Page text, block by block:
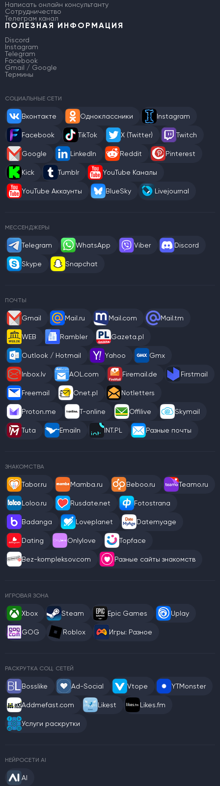
Написать онлайн консультанту
Сотрудничество
Телеграм канал
ПОЛЕЗНАЯ ИНФОРМАЦИЯ
Discord
Instagram
Telegram
Facebook
Gmail / Google
Термины
СОЦИАЛЬНЫЕ СЕТИ
Вконтакте Одноклассники Instagram
Facebook TikTok X (Twitter) Twitch
Google LinkedIn Reddit Pinterest
Kick Tumblr YouTube Каналы
YouTube Аккаунты BlueSky Livejournal
МЕССЕНДЖЕРЫ
Telegram WhatsApp Viber Discord
Skype Snapchat
ПОЧТЫ
Gmail Mail.ru Mail.com Mail.tm
WEB Rambler Gazeta.pl
Outlook / Hotmail Yahoo Gmx
Inbox.lv AOL.com Firemail.de Firstmail
Freemail Onet.pl Notletters
Proton.me T-online Offilive Skymail
Tuta Emailn INT.PL Разные почты
ЗНАКОМСТВА
Tabor.ru Mamba.ru Beboo.ru Teamo.ru
Loloo.ru Rusdate.net Fotostrana
Badanga Loveplanet Datemyage
Dating Onlylove Topface
Bez-kompleksov.com Разные сайты знакомств
ИГРОВАЯ ЗОНА
Xbox Steam Epic Games Uplay
GOG Roblox Игры: Разное
РАСКРУТКА СОЦ. СЕТЕЙ
Bosslike Ad-Social Vtope YTMonster
Addmefast.com Likest Likes.fm
Услуги раскрутки
НЕЙРОСЕТИ AI
AI